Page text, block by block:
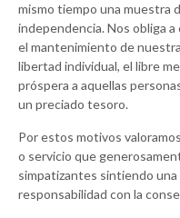
mismo tiempo una muestra
independencia. Nos obliga
el mantenimiento de
libertad individual, el libre
próspera a aquellas
un preciado tesoro.
Por estos motivos
o servicio que
simpatizantes sintiendo
responsabilidad con la